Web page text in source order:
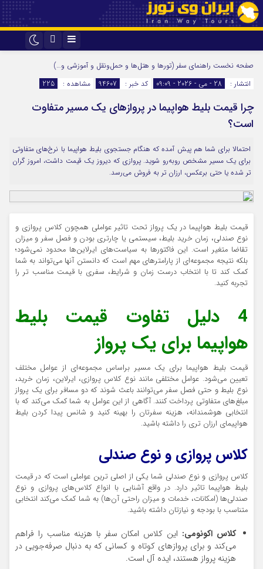
اینستاگرام تلگرام صفحه نخست راهنمای سفر (تورها و هتل‌ها و حمل‌و‌نقل و آموزشی و…)
انتشار :
28 - می - 2026 - 09:09 کد خبر : 94607 مشاهده : 225
چرا قیمت بلیط هواپیما در پروازهای یک مسیر متفاوت
است؟
احتمالا برای شما هم پیش آمده که هنگام جستجوی بلیط هواپیما با نرخ‌های متفاوتی
برای یک مسیر مشخص روبه‌رو شوید. پروازی که دیروز یک قیمت داشت، امروز گران‌
تر شده یا حتی برعکس، ارزان ‌تر به فروش می‌رسد.
قیمت بلیط هواپیما در یک پرواز تحت تاثیر عواملی همچون کلاس پروازی و
نوع صندلی، زمان خرید بلیط، سیستمی یا چارتری بودن و فصل سفر و میزان
تقاضا متغیر است. این فاکتورها به سیاست‌های ایرلاین‌ها محدود نمی‌شود؛
بلکه نتیجه مجموعه‌ای از پارامترهای مهم است که دانستن آنها می‌تواند به شما
کمک کند تا با انتخاب درست زمان و شرایط، سفری با قیمت مناسب تر را
تجربه کنید.
4 دلیل تفاوت قیمت بلیط
هواپیما برای یک پرواز
قیمت بلیط هواپیما برای یک مسیر براساس مجموعه‌ای از عوامل مختلف
تعیین می‌شود. عوامل مختلفی مانند نوع کلاس پروازی، ایرلاین، زمان خرید،
نوع بلیط و حتی فصل سفر می‌توانند باعث شوند که دو مسافر برای یک پرواز
مبلغ‌های متفاوتی پرداخت کنند. آگاهی از این عوامل به شما کمک می‌کند که با
انتخابی هوشمندانه، هزینه سفرتان را بهینه کنید و شانس پیدا کردن بلیط
هواپیمای ارزان تری را داشته باشید.
کلاس پروازی و نوع صندلی
کلاس پروازی و نوع صندلی شما یکی از اصلی ‌ترین عواملی است که در قیمت
بلیط هواپیما تاثیر دارد. در واقع آشنایی با انواع کلاس‌های پروازی و نوع
صندلی‌ها (امکانات، خدمات و میزان راحتی آن‌ها) به شما کمک می‌کند انتخابی
متناسب با بودجه و نیازتان داشته باشید.
کلاس اکونومی: این کلاس امکان سفر با هزینه مناسب را فراهم
می‌کند و برای پروازهای کوتاه و کسانی که به دنبال صرفه‌جویی در
هزینه‌ پرواز هستند، ایده آل است.